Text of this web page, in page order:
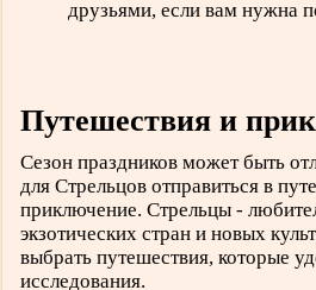
друзьями, если вам нужна
Путешествия и
Сезон праздников может быть
для Стрельцов отправиться в
приключение. Стрельцы -
экзотических стран и новых
выбрать путешествия, которые
исследования.